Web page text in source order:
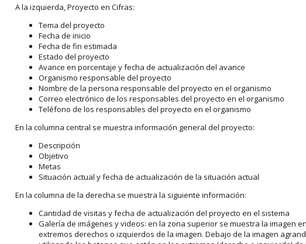
A la izquierda, Proyecto en Cifras:
Tema del proyecto
Fecha de inicio
Fecha de fin estimada
Estado del proyecto
Avance en porcentaje y fecha de actualización del avance
Organismo responsable del proyecto
Nombre de la persona responsable del proyecto en el organismo
Correo electrónico de los responsables del proyecto en el organismo
Teléfono de los responsables del proyecto en el organismo
En la columna central se muestra información general del proyecto:
Descripción
Objetivo
Metas
Situación actual y fecha de actualización de la situación actual
En la columna de la derecha se muestra la siguiente información:
Cantidad de visitas y fecha de actualización del proyecto en el sistema
Galería de imágenes y videos: en la zona superior se muestra la imagen
extremos derechos o izquierdos de la imagen. Debajo de la imagen